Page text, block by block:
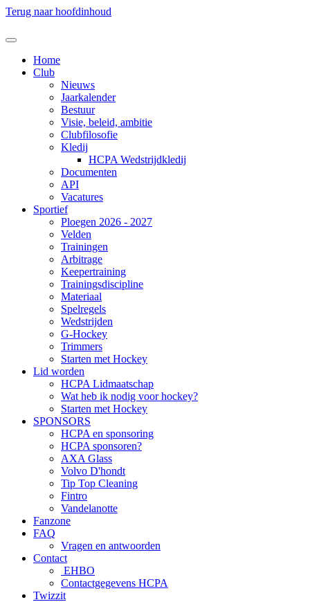
Terug naar hoofdinhoud
Home
Club
Nieuws
Jaarkalender
Bestuur
Visie, beleid, ambitie
Clubfilosofie
Kledij
HCPA Wedstrijdkledij
Documenten
API
Vacatures
Sportief
Ploegen 2026 - 2027
Velden
Trainingen
Arbitrage
Keepertraining
Trainingsdiscipline
Materiaal
Spelregels
Wedstrijden
G-Hockey
Trimmers
Starten met Hockey
Lid worden
HCPA Lidmaatschap
Wat heb ik nodig voor hockey?
Starten met Hockey
SPONSORS
HCPA en sponsoring
HCPA sponsoren?
AXA Glass
Volvo D'hondt
Tip Top Cleaning
Fintro
Vandelanotte
Fanzone
FAQ
Vragen en antwoorden
Contact
EHBO
Contactgegevens HCPA
Twizzit